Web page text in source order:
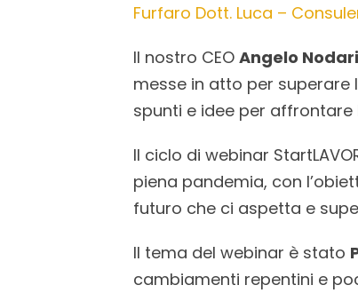
Furfaro Dott. Luca –
Il nostro CEO Angelo Nodari
messe in atto per superare
spunti e idee per
Il ciclo di webinar
piena pandemia, con
futuro che ci aspetta e
Il tema del webinar è stato
cambiamenti repentini e